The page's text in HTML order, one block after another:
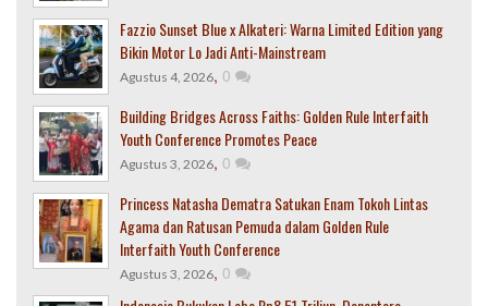
Fazzio Sunset Blue x Alkateri: Warna Limited Edition yang
Bikin Motor Lo Jadi Anti-Mainstream
Agustus 4, 2026, 0
Building Bridges Across Faiths: Golden Rule Interfaith
Youth Conference Promotes Peace
Agustus 3, 2026, 0
Princess Natasha Dematra Satukan Enam Tokoh Lintas
Agama dan Ratusan Pemuda dalam Golden Rule
Interfaith Youth Conference
Agustus 3, 2026, 0